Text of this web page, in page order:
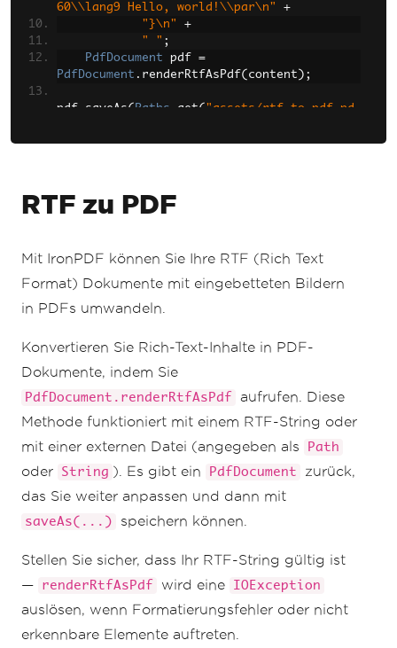
60\\lang9 Hello, world!\\par\n"
+
"}\n"
+
" " ;
PdfDocument pdf =
PdfDocument . renderRtfAsPdf( content );
pdf saveAs( Paths get( "assets/rtf_to_pdf.pd
}
catch(IOException exception)
{
// Case 2: Generate a PDF from a RTF file
PdfDocument pdf =
PdfDocument
renderRtfFileAsPdf ( Paths get
assets/test.rtf"
pdf"));
    exception
. printStackTrace
}
RTF zu PDF
Mit IronPDF können Sie Ihre RTF (Rich Text
Format) Dokumente mit eingebetteten Bildern
in PDFs umwandeln.
Konvertieren Sie Rich-Text-Inhalte in PDF-
Dokumente, indem Sie
PdfDocument.renderRtfAsPdf
aufrufen. Diese
Methode funktioniert mit einem RTF-String oder
mit einer externen Datei (angegeben als
Path
oder String ). Es gibt ein PdfDocument
zurück,
das Sie weiter anpassen und dann mit
saveAs(...) speichern können.
Stellen Sie sicher, dass Ihr RTF-String gültig ist
—
renderRtfAsPdf wird eine IOException
auslösen, wenn Formatierungsfehler oder nicht
erkennbare Elemente auftreten.